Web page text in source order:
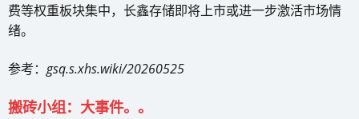
费等权重板块集中，长鑫存储即将上市或进一步激活市场情
绪。
参考： gsq.s.xhs.wiki/20260525
搬砖小组：大事件。。